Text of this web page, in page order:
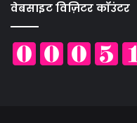
वेबसाइट विज़िटर कॉउंटर